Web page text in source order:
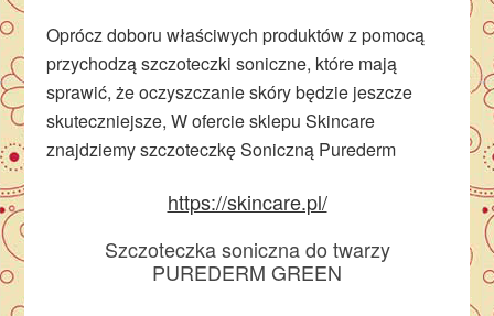
Oprócz doboru właściwych produktów z pomocą
przychodzą szczoteczki soniczne, które mają
sprawić, że oczyszczanie skóry będzie jeszcze
skuteczniejsze, W ofercie sklepu Skincare
znajdziemy szczoteczkę Soniczną Purederm
https://skincare.pl/
Szczoteczka soniczna do twarzy
PUREDERM GREEN